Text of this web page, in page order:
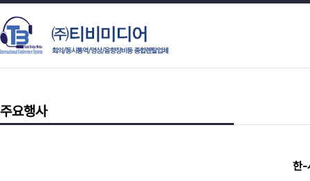
주요행사
한-